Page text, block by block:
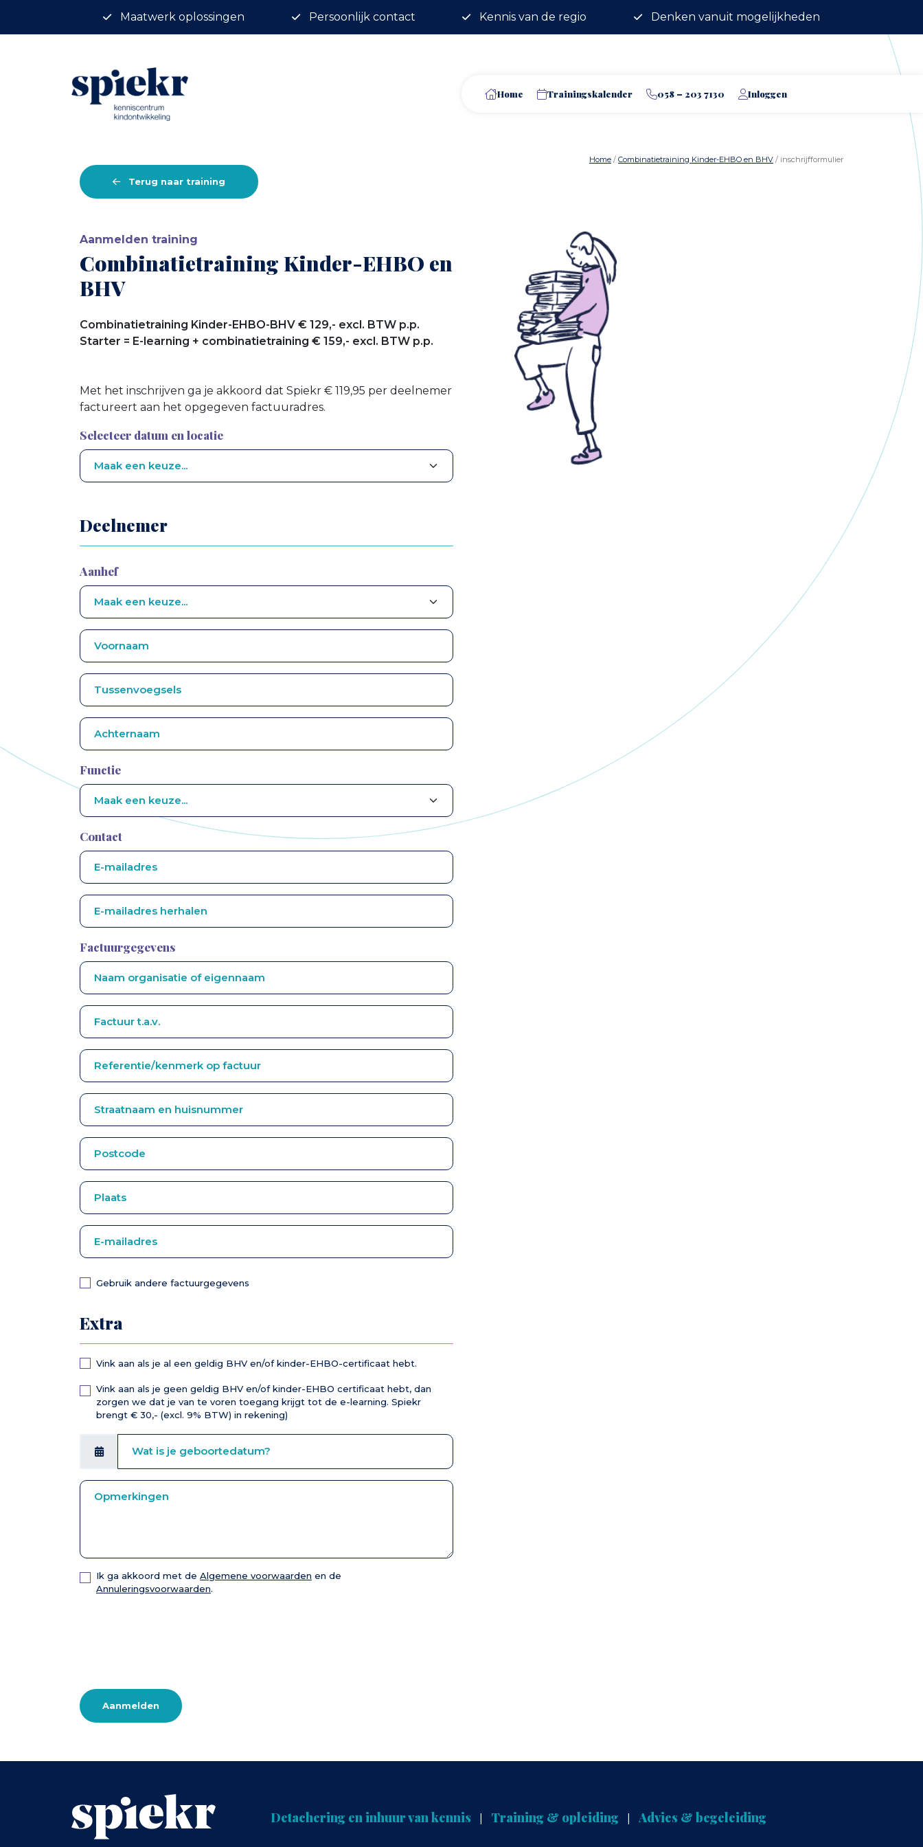
Maatwerk oplossingen Persoonlijk contact Kennis van de regio Denken vanuit mogelijkheden
Home Trainingskalender 058 – 203 7130 Inloggen
Home / Combinatietraining Kinder-EHBO en BHV / inschrijfformulier
Terug naar training
Aanmelden training
Combinatietraining Kinder-EHBO en
BHV
Combinatietraining Kinder-EHBO-BHV € 129,- excl. BTW p.p.
Starter = E-learning + combinatietraining € 159,- excl. BTW p.p.
Met het inschrijven ga je akkoord dat Spiekr € 119,95 per deelnemer
factureert aan het opgegeven factuuradres.
Selecteer datum en locatie
Deelnemer
Aanhef
Functie
Contact
Factuurgegevens
Gebruik andere factuurgegevens
Extra
Vink aan als je al een geldig BHV en/of kinder-EHBO-certificaat hebt.
Vink aan als je geen geldig BHV en/of kinder-EHBO certificaat hebt, dan
zorgen we dat je van te voren toegang krijgt tot de e-learning. Spiekr
brengt € 30,- (excl. 9% BTW) in rekening)
Ik ga akkoord met de Algemene voorwaarden en de
Annuleringsvoorwaarden.
Aanmelden
Detachering en inhuur van kennis Training & opleiding Advies & begeleiding